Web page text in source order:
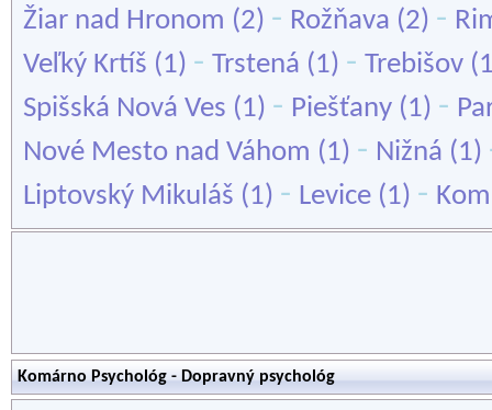
Žiar nad Hronom (2) - Rožňava (2) -
Veľký Krtíš (1) - Trstená (1) - Trebišov
Spišská Nová Ves (1) - Piešťany (1) -
Nové Mesto nad Váhom (1) - Nižná (1)
Liptovský Mikuláš (1) - Levice (1) -
Komárno Psychológ - Dopravný psychológ